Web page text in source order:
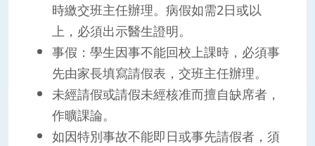
時繳交班主任辦理。病假如需2日或以
上，必須出示醫生證明。
事假：學生因事不能回校上課時，必須事
先由家長填寫請假表，交班主任辦理。
未經請假或請假未經核准而擅自缺席者，
作曠課論。
如因特別事故不能即日或事先請假者，須